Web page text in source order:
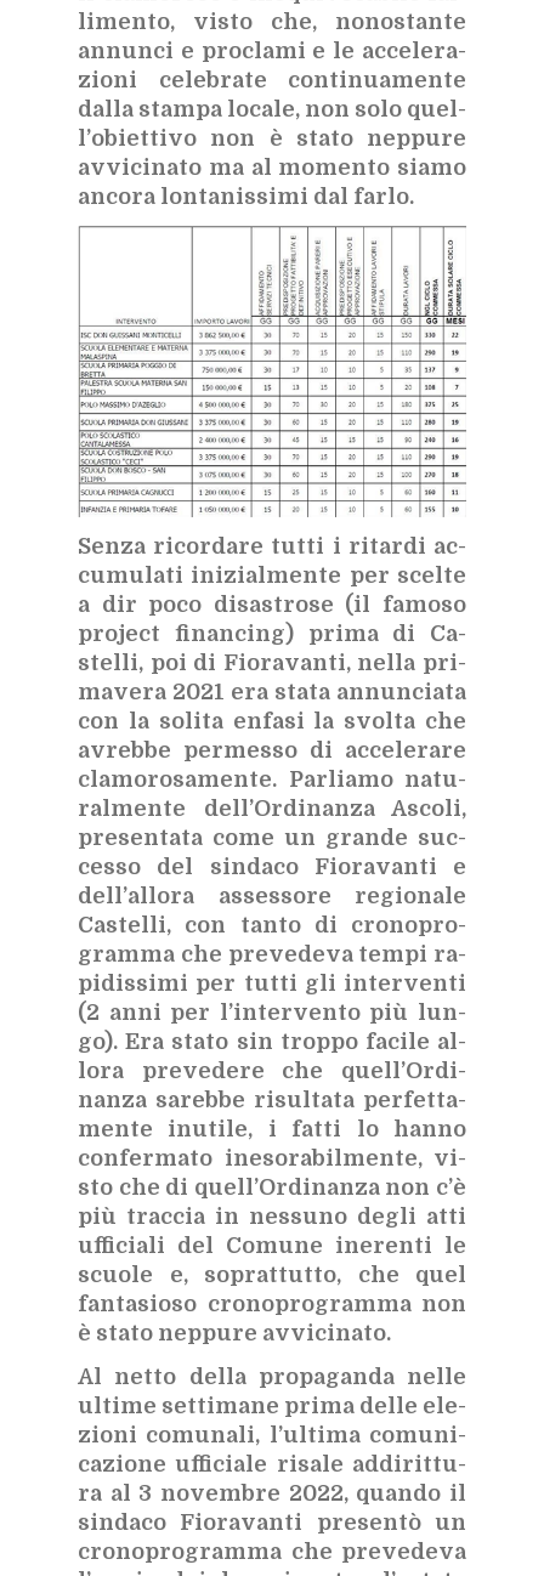
li­men­to, vi­sto che, no­no­stan­te
an­nun­ci e pro­cla­mi e le ac­ce­le­ra­
zio­ni ce­le­bra­te con­ti­nua­men­te
dal­la stam­pa lo­ca­le, non solo quel­
l’o­biet­ti­vo non è sta­to nep­pu­re
av­vi­ci­na­to ma al mo­men­to sia­mo
an­co­ra lon­ta­nis­si­mi dal far­lo.
Sen­za ri­cor­da­re tut­ti i ri­tar­di ac­
cu­mu­la­ti ini­zial­men­te per scel­te
a dir poco di­sa­stro­se (il fa­mo­so
pro­ject fi­nan­cing) pri­ma di Ca­
stel­li, poi di Fio­ra­van­ti, nel­la pri­
ma­ve­ra 2021 era sta­ta an­nun­cia­ta
con la so­li­ta en­fa­si la svol­ta che
avreb­be per­mes­so di ac­ce­le­ra­re
cla­mo­ro­sa­men­te. Par­lia­mo na­tu­
ral­men­te del­l’Or­di­nan­za Asco­li,
pre­sen­ta­ta come un gran­de suc­
ces­so del sin­da­co Fio­ra­van­ti e
del­l’al­lo­ra as­ses­so­re re­gio­na­le
Ca­stel­li, con tan­to di cro­no­pro­
gram­ma che pre­ve­de­va tem­pi ra­
pi­dis­si­mi per tut­ti gli in­ter­ven­ti
(2 anni per l’in­ter­ven­to più lun­
go). Era sta­to sin trop­po fa­ci­le al­
lo­ra pre­ve­de­re che quel­l’Or­di­
nan­za sa­reb­be ri­sul­ta­ta per­fet­ta­
men­te inu­ti­le, i fat­ti lo han­no
con­fer­ma­to ine­so­ra­bil­men­te, vi­
sto che di quel­l’Or­di­nan­za non c’è
più trac­cia in nes­su­no de­gli atti
uf­fi­cia­li del Co­mu­ne ine­ren­ti le
scuo­le e, so­prat­tut­to, che quel
fan­ta­sio­so cro­no­pro­gram­ma non
è sta­to nep­pu­re av­vi­ci­na­to.
Al net­to del­la pro­pa­gan­da nel­le
ul­ti­me set­ti­ma­ne pri­ma del­le ele­
zio­ni co­mu­na­li, l’ul­ti­ma co­mu­ni­
ca­zio­ne uf­fi­cia­le ri­sa­le ad­di­rit­tu­
ra al 3 no­vem­bre 2022, quan­do il
sin­da­co Fio­ra­van­ti pre­sen­tò un
cro­no­pro­gram­ma che pre­ve­de­va